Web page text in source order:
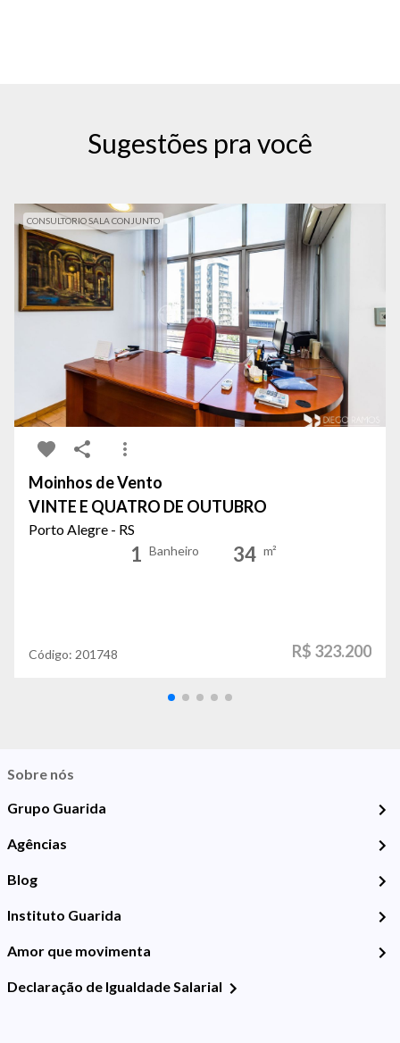
Sugestões pra você
CONSULTORIO SALA CONJUNTO
Moinhos de Vento
VINTE E QUATRO DE OUTUBRO
Porto Alegre - RS
1 Banheiro 34 m²
Código: 201748 R$ 323.200
Sobre nós
Grupo Guarida
Agências
Blog
Instituto Guarida
Amor que movimenta
Declaração de Igualdade Salarial